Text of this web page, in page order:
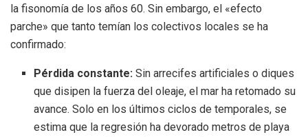
la fisonomía de los años 60. Sin embargo, el «efecto
parche» que tanto temían los colectivos locales se ha
confirmado:
Pérdida constante: Sin arrecifes artificiales o diques
que disipen la fuerza del oleaje, el mar ha retomado su
avance. Solo en los últimos ciclos de temporales, se
estima que la regresión ha devorado metros de playa